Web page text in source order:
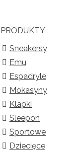
PRODUKTY
Sneakersy
Emu
Espadryle
Mokasyny
Klapki
Sleepon
Sportowe
Dziecięce